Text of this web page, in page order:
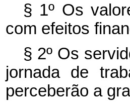
§ 1º Os
com efeitos
§ 2º Os
jornada de
perceberão a